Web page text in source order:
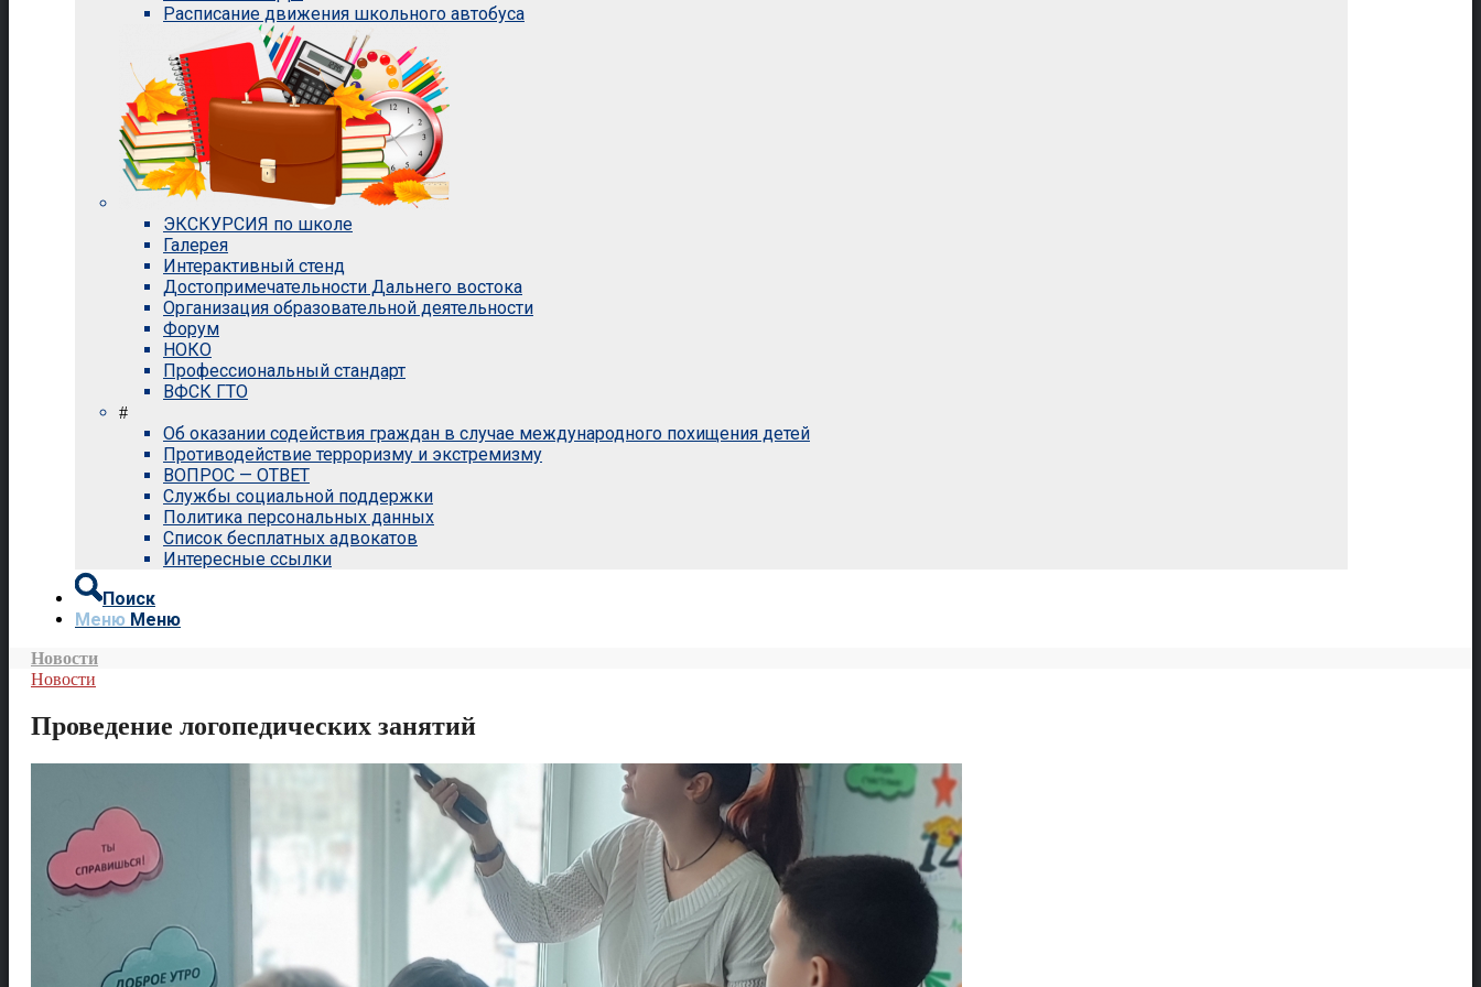
Расписание движения школьного автобуса
ЭКСКУРСИЯ по школе
Галерея
Интерактивный стенд
Достопримечательности Дальнего востока
Организация образовательной деятельности
Форум
НОКО
Профессиональный стандарт
ВФСК ГТО
#
Об оказании содействия граждан в случае международного похищения детей
Противодействие терроризму и экстремизму
ВОПРОС — ОТВЕТ
Службы социальной поддержки
Политика персональных данных
Список бесплатных адвокатов
Интересные ссылки
Поиск
Меню Меню
Новости
Новости
Проведение логопедических занятий